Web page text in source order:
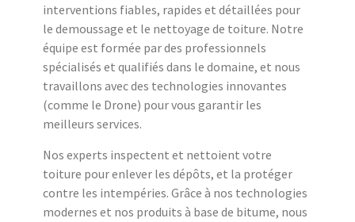
interventions fiables, rapides et détaillées pour
le demoussage et le nettoyage de toiture. Notre
équipe est formée par des professionnels
spécialisés et qualifiés dans le domaine, et nous
travaillons avec des technologies innovantes
(comme le Drone) pour vous garantir les
meilleurs services.
Nos experts inspectent et nettoient votre
toiture pour enlever les dépôts, et la protéger
contre les intempéries. Grâce à nos technologies
modernes et nos produits à base de bitume, nous